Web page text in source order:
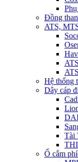
Đồng
ATS,
Hệ thống
Dây cáp
Tài
Ổ cắm